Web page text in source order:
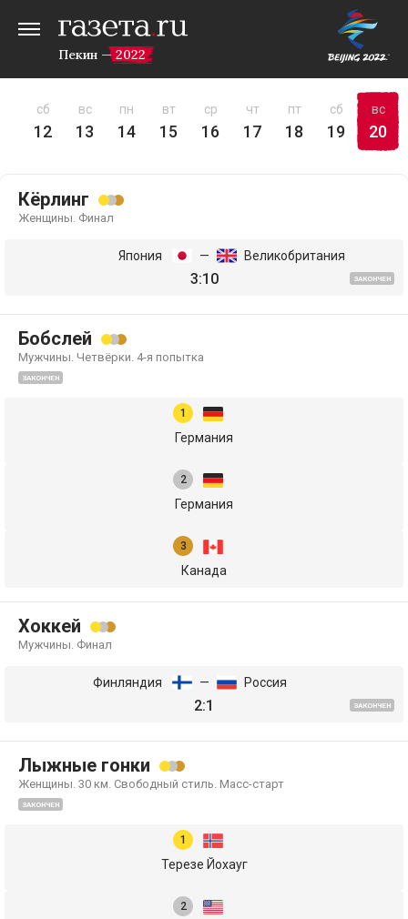
Пекин — 2022
сб
12
вс
13
пн
14
вт
15
ср
16
чт
17
пт
18
сб
19
вс
20
Кёрлинг
Женщины. Финал
Япония — Великобритания
3:10 ЗАКОНЧЕН
Бобслей
Мужчины. Четвёрки. 4-я попытка
ЗАКОНЧЕН
Германия
Германия
Канада
Хоккей
Мужчины. Финал
Финляндия — Россия
2:1 ЗАКОНЧЕН
Лыжные гонки
Женщины. 30 км. Свободный стиль. Масс-старт
ЗАКОНЧЕН
Терезе Йохауг